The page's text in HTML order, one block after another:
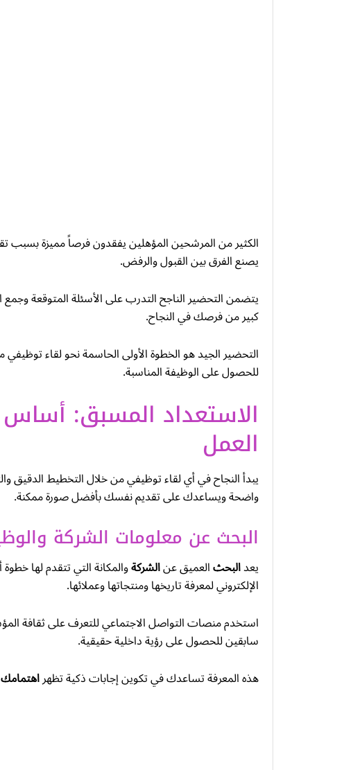
الكثير من المرشحين المؤهلين يفقدون فرصاً مميزة بسبب
يصنع الفرق بين القبول والرفض.
يتضمن التحضير الناجح التدرب على الأسئلة المتوقعة
كبير من فرصك في النجاح.
التحضير الجيد هو الخطوة الأولى الحاسمة نحو لقاء
للحصول على الوظيفة المناسبة.
الاستعداد المسبق: أساس
العمل
يبدأ النجاح في أي لقاء توظيفي من خلال التخطيط الدقيق
واضحة ويساعدك على تقديم نفسك بأفضل صورة ممكنة.
البحث عن معلومات الشركة
يعدالبحثالعميق عنالشركةوالمكانة التي تتقدم لها
الإلكتروني لمعرفة تاريخها ومنتجاتها وعملائها.
استخدم منصات التواصل الاجتماعي للتعرف على ثقافة
سابقين للحصول على رؤية داخلية حقيقية.
هذه المعرفة تساعدك في تكوين إجابات ذكية تظهراهتمامك